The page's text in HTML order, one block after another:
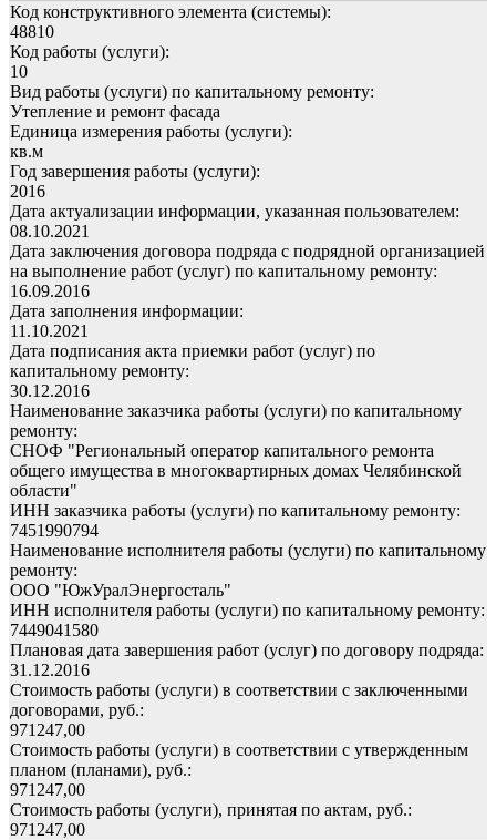
Код конструктивного элемента (системы):
48810
Код работы (услуги):
10
Вид работы (услуги) по капитальному ремонту:
Утепление и ремонт фасада
Единица измерения работы (услуги):
кв.м
Год завершения работы (услуги):
2016
Дата актуализации информации, указанная пользователем:
08.10.2021
Дата заключения договора подряда с подрядной организацией
на выполнение работ (услуг) по капитальному ремонту:
16.09.2016
Дата заполнения информации:
11.10.2021
Дата подписания акта приемки работ (услуг) по
капитальному ремонту:
30.12.2016
Наименование заказчика работы (услуги) по капитальному
ремонту:
СНОФ "Региональный оператор капитального ремонта
общего имущества в многоквартирных домах Челябинской
области"
ИНН заказчика работы (услуги) по капитальному ремонту:
7451990794
Наименование исполнителя работы (услуги) по капитальному
ремонту:
ООО "ЮжУралЭнергосталь"
ИНН исполнителя работы (услуги) по капитальному ремонту:
7449041580
Плановая дата завершения работ (услуг) по договору подряда:
31.12.2016
Стоимость работы (услуги) в соответствии с заключенными
договорами, руб.:
971247,00
Стоимость работы (услуги) в соответствии с утвержденным
планом (планами), руб.:
971247,00
Стоимость работы (услуги), принятая по актам, руб.:
971247,00